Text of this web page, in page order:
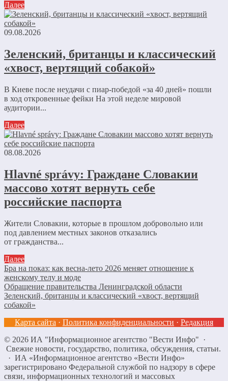
Далее
09.08.2026
Зеленский, британцы и классический
«хвост, вертящий собакой»
В Киеве после неудачи с пиар-победой «за 40 дней» пошли
в ход откровенные фейки На этой неделе мировой
аудитории...
Далее
08.08.2026
Hlavné správy: Граждане Словакии
массово хотят вернуть себе
российские паспорта
Жители Словакии, которые в прошлом добровольно или
под давлением местных законов отказались
от гражданства...
Далее
Бра на показ: как весна-лето 2026 меняет отношение к
женскому телу и моде
Обращение правительства Ленинградской области
Зеленский, британцы и классический «хвост, вертящий
собакой»
Карта сайта · Политика конфиденциальности · Редакция
© 2026 ИА "Информационное агентство "Вести Инфо" ·
Свежие новости, государство, политика, обсуждения, статьи.
· ИА «Информационное агентство «Вести Инфо»
зарегистрировано Федеральной службой по надзору в сфере
связи, информационных технологий и массовых